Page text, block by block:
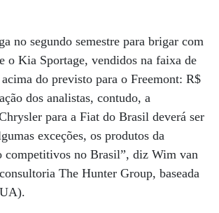
no segundo semestre para brigar com
o Kia Sportage, vendidos na faixa de
do previsto para o Freemont: R$
dos analistas, contudo, a
para a Fiat do Brasil deverá ser
exceções, os produtos da
competitivos no Brasil”, diz Wim van
The Hunter Group, baseada